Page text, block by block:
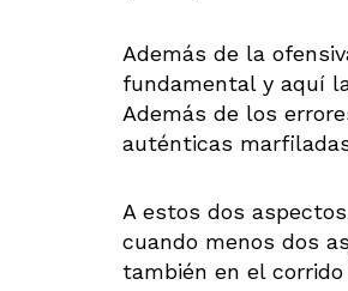
Además de la
fundamental y aquí
Además de los
auténticas
A estos dos
cuando menos dos
también en el